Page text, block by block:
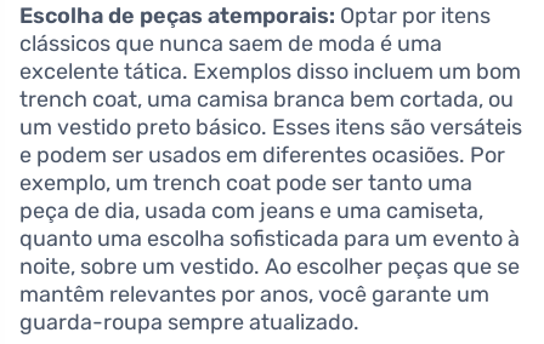
Escolha de peças atemporais: Optar por itens
clássicos que nunca saem de moda é uma
excelente tática. Exemplos disso incluem um bom
trench coat, uma camisa branca bem cortada, ou
um vestido preto básico. Esses itens são versáteis
e podem ser usados em diferentes ocasiões. Por
exemplo, um trench coat pode ser tanto uma
peça de dia, usada com jeans e uma camiseta,
quanto uma escolha sofisticada para um evento à
noite, sobre um vestido. Ao escolher peças que se
mantêm relevantes por anos, você garante um
guarda-roupa sempre atualizado.